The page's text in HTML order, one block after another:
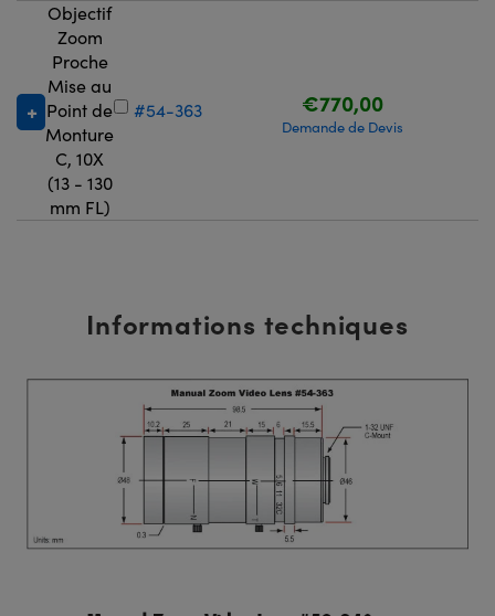
Objectif
Zoom
Proche
Mise au
Point de
Monture
C, 10X
(13 - 130
mm FL)
#54-363 €770,00
Demande de Devis
Informations techniques